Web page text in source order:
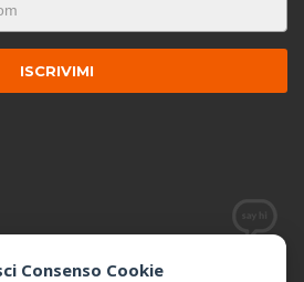
Consenso Cookie